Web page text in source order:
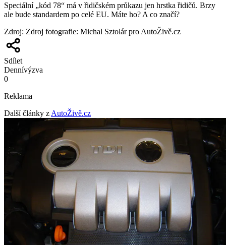
Speciální „kód 78“ má v řidičském průkazu jen hrstka řidičů. Brzy
ale bude standardem po celé EU. Máte ho? A co značí?
Zdroj: Zdroj fotografie: Michal Sztolár pro AutoŽivě.cz
Sdílet
Dennívýzva
0
Reklama
Další články z AutoŽivě.cz